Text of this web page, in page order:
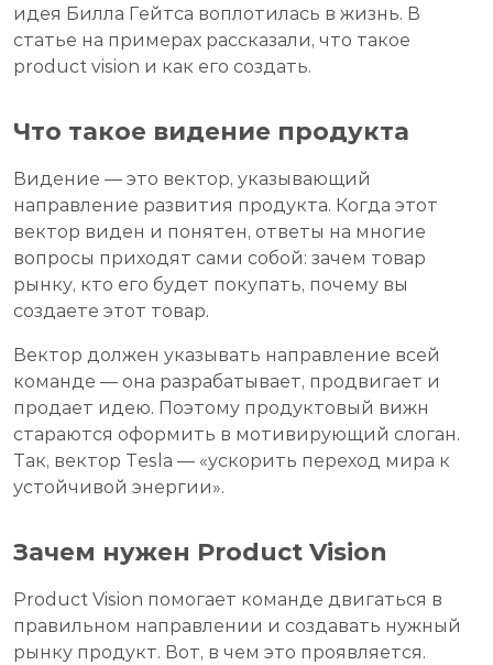
идея Билла Гейтса воплотилась в жизнь. В
статье на примерах рассказали, что такое
product vision и как его создать.
Что такое видение продукта
Видение — это вектор, указывающий
направление развития продукта. Когда этот
вектор виден и понятен, ответы на многие
вопросы приходят сами собой: зачем товар
рынку, кто его будет покупать, почему вы
создаете этот товар.
Вектор должен указывать направление всей
команде — она разрабатывает, продвигает и
продает идею. Поэтому продуктовый вижн
стараются оформить в мотивирующий слоган.
Так, вектор Tesla — «ускорить переход мира к
устойчивой энергии».
Зачем нужен Product Vision
Product Vision помогает команде двигаться в
правильном направлении и создавать нужный
рынку продукт. Вот, в чем это проявляется.